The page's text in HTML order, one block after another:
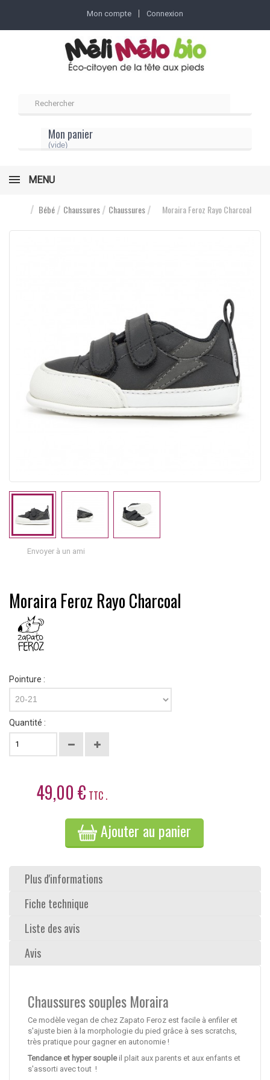
Mon compte Connexion
Mon panier
(vide)
MENU
Bébé Chaussures Chaussures Moraira Feroz Rayo Charcoal
Envoyer à un ami
Moraira Feroz Rayo Charcoal
Pointure :
20-21
Quantité :
49,00 € TTC .
Ajouter au panier
Plus d'informations
Fiche technique
Liste des avis
Avis
Chaussures souples Moraira
Ce modèle vegan de chez Zapato Feroz est facile à enfiler et
s'ajuste bien à la morphologie du pied grâce à ses scratchs,
très pratique pour gagner en autonomie !
Tendance et hyper soupleil plait aux parents et aux enfants et
s'assorti avec tout !